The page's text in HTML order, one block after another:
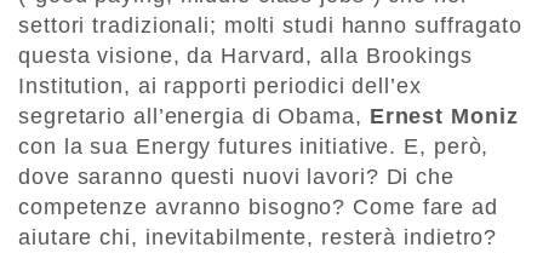
settori tradizionali; molti studi hanno suffragato
questa visione, da Harvard, alla Brookings
Institution, ai rapporti periodici dell’ex
segretario all’energia di Obama, Ernest Moniz
con la sua Energy futures initiative. E, però,
dove saranno questi nuovi lavori? Di che
competenze avranno bisogno? Come fare ad
aiutare chi, inevitabilmente, resterà indietro?